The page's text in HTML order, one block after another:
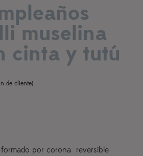
muselina
cinta y tutú
de cliente)
por corona reversible